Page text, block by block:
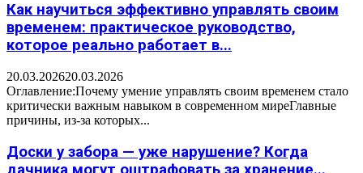
Как научиться эффективно управлять своим
временем: практическое руководство,
которое реально работает в...
20.03.202620.03.2026
Оглавление:Почему умение управлять своим временем стало
критически важным навыком в современном миреГлавные
причины, из-за которых...
Доски у забора — уже нарушение? Когда